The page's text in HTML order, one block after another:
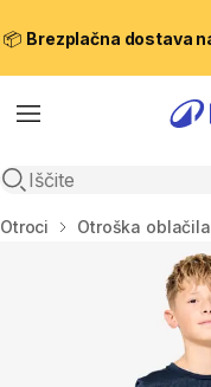
📦 Brezplačna dostava
Meni
Odpri iskanje
Domov
Otroci Otroška